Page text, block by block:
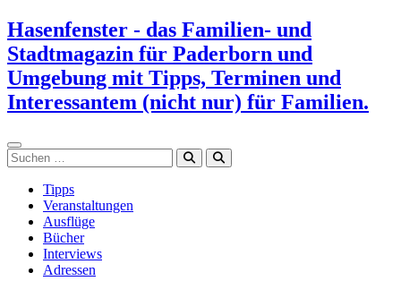
Zum
Inhalt
springen
Hasenfenster - das Familien- und
Stadtmagazin für Paderborn und
Umgebung mit Tipps, Terminen und
Interessantem (nicht nur) für Familien.
Suchen
Tipps
Veranstaltungen
Ausflüge
Bücher
Interviews
Adressen